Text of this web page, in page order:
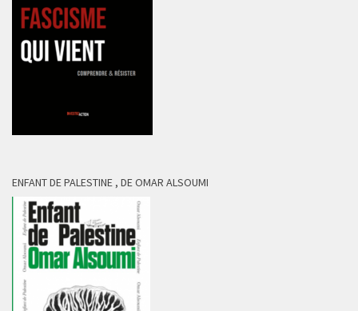
ENFANT DE PALESTINE , DE OMAR ALSOUMI